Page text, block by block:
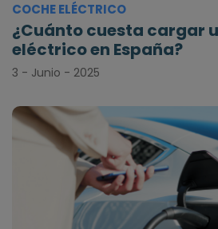
COCHE ELÉCTRICO
¿Cuánto cuesta cargar
eléctrico en España?
3 - Junio - 2025